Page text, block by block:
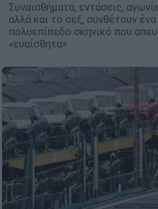
Συναισθήματα, εντάσεις,
αλλά και το σεξ, συνθέτουν ένα
πολυεπίπεδο σκηνικό που
«ευαίσθητα»